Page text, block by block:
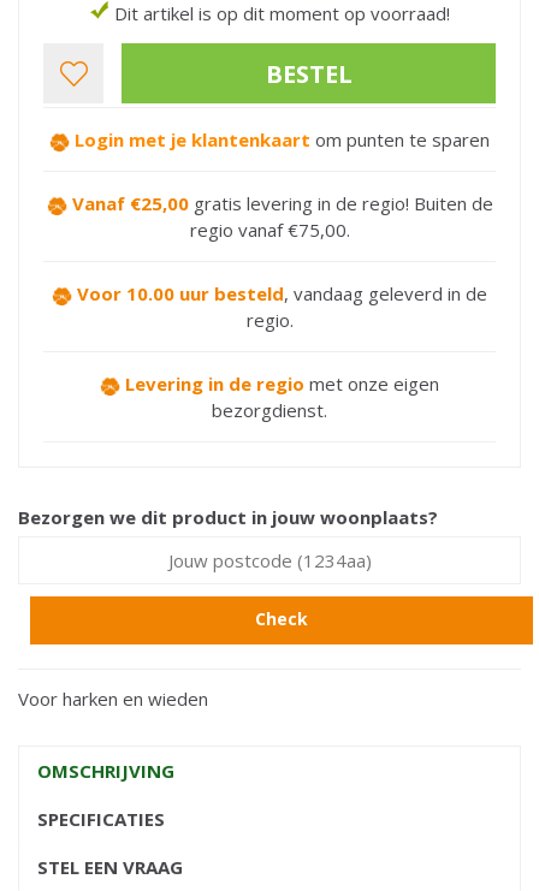
Dit artikel is op dit moment op voorraad!
Login met je klantenkaart om punten te sparen
Vanaf €25,00gratis levering in de regio! Buiten de
regio vanaf €75,00.
Voor 10.00 uur besteld, vandaag geleverd in de
regio.
Levering in de regio met onze eigen
bezorgdienst.
Bezorgen we dit product in jouw woonplaats?
Check
Voor harken en wieden
OMSCHRIJVING
SPECIFICATIES
STEL EEN VRAAG